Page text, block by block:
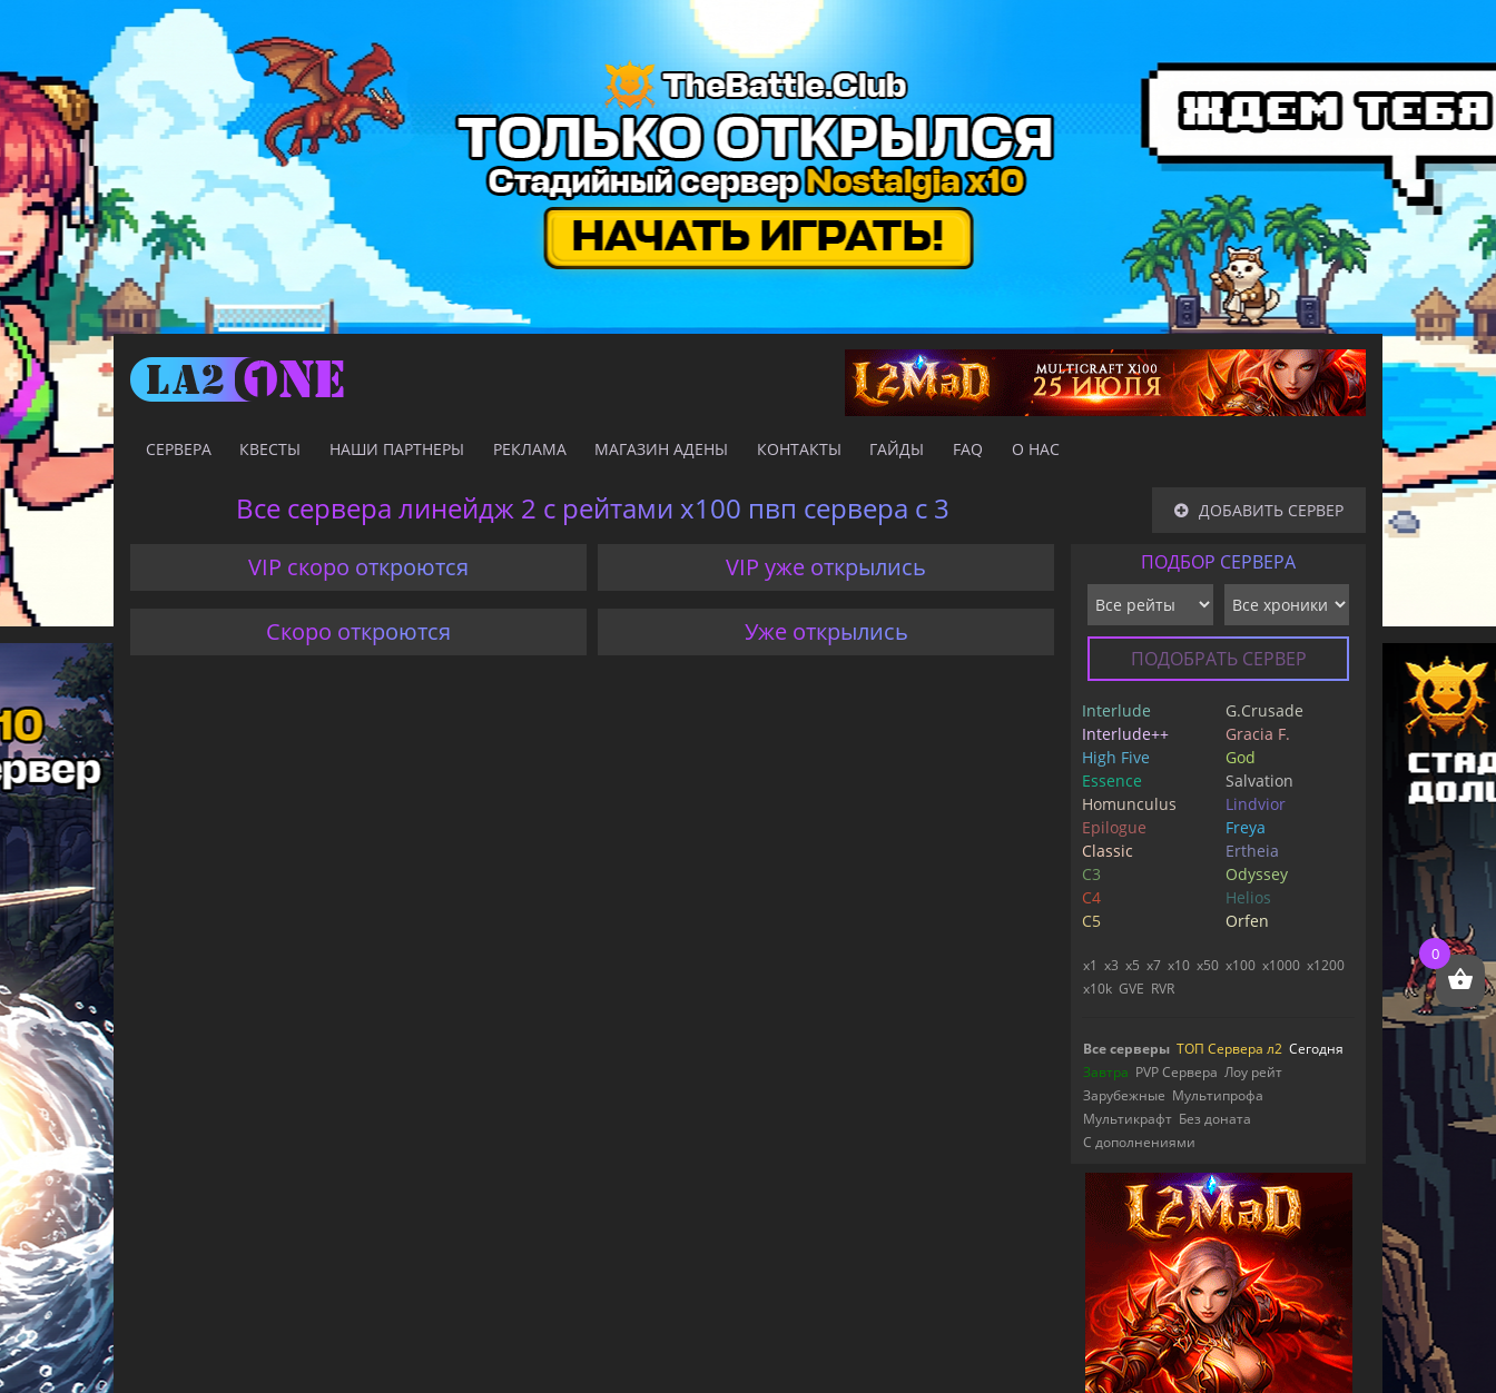
СЕРВЕРА КВЕСТЫ НАШИ ПАРТНЕРЫ РЕКЛАМА МАГАЗИН АДЕНЫ КОНТАКТЫ ГАЙДЫ FAQ О НАС
Все сервера линейдж 2 с рейтами x100 пвп сервера с 3 ДОБАВИТЬ СЕРВЕР
VIP скоро откроются VIP уже открылись
Скоро откроются Уже открылись
ПОДБОР СЕРВЕРА
ПОДОБРАТЬ СЕРВЕР
Interlude
Interlude++
High Five
Essence
Homunculus
Epilogue
Classic
C3
C4
C5
G.Crusade
Gracia F.
God
Salvation
Lindvior
Freya
Ertheia
Odyssey
Helios
Orfen
x1 x3 x5 x7 x10 x50 x100 x1000 x1200
x10k GVE RVR
Все серверы ТОП Сервера л2 Сегодня
Завтра PVP Сервера Лоу рейт
Зарубежные Мультипрофа
Мультикрафт Без доната
С дополнениями
0